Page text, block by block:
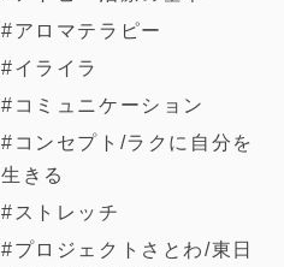
アロマテラピー
イライラ
コミュニケーション
コンセプト/ラクに自分を
生きる
ストレッチ
プロジェクトさとわ/東日